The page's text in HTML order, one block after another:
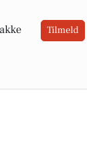
Tilmeld